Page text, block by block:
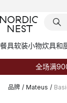
餐具软装小物炊具和
全场满
品牌 / Mateus /